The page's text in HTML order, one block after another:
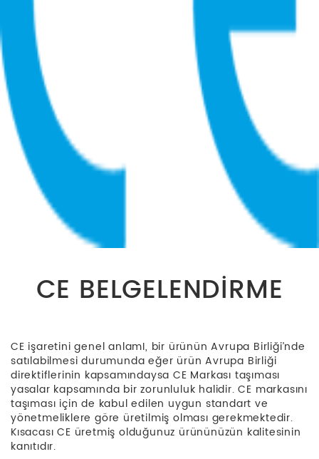
CE BELGELENDİRME
CE işaretini genel anlamI, bir ürünün Avrupa Birliği’nde
satılabilmesi durumunda eğer ürün Avrupa Birliği
direktiflerinin kapsamındaysa CE Markası taşıması
yasalar kapsamında bir zorunluluk halidir. CE markasını
taşıması için de kabul edilen uygun standart ve
yönetmeliklere göre üretilmiş olması gerekmektedir.
Kısacası CE üretmiş olduğunuz ürününüzün kalitesinin
kanıtıdır.